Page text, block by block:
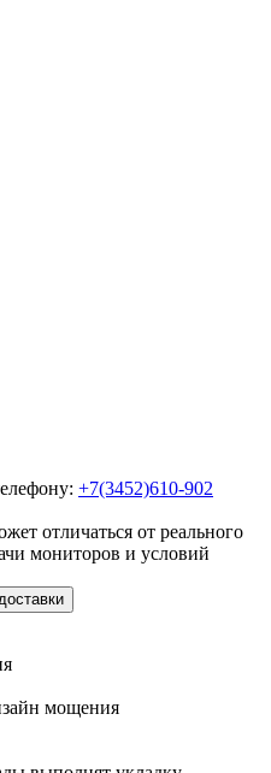
+7(3452)610-902
отличаться от реального
мониторов и условий
мощения